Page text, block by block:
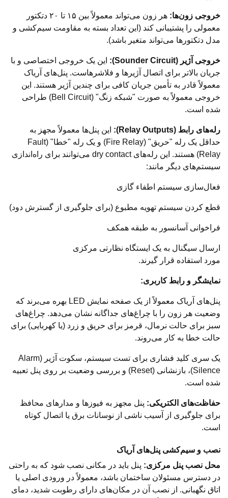
خروجی زون‌ها:
هر زون می‌تواند معمولاً بین ۱۵ تا ۲۰ دتکتور
معمولی را پشتیبانی کند (این تعداد بسته به مقاومت سیم‌کشی و
مدل دتکتورها می‌تواند متغیر باشد).
خروجی آژیر (Sounder Circuit):
این یک خروجی اختصاصی و با
جریان بالاتر برای اتصال آژیرها و فلاشرهاست. پنل‌های آریاک
معمولاً قادر به تأمین جریان کافی برای چندین آژیر هستند. این
خروجی معمولاً به صورت "شبکه زنگ" (Bell Circuit) طراحی
شده است.
رله‌های رابط (Relay Outputs):
این پنل‌ها معمولاً مجهز به
حداقل یک رله "حریق" (Fire Relay) و یک رله "خطا" (Fault
Relay) هستند. این رله‌های dry contact می‌توانند برای راه‌اندازی
سیستم‌های دیگر مانند:
فعال‌سازی سیستم اطفاء گازی
قطع کردن سیستم تهویه مطبوع (برای جلوگیری از گسترش دود)
فراخوانی آسانسور به طبقه همکف
ارسال سیگنال به یک ایستگاه نظارتی مرکزی
مورد استفاده قرار گیرند.
نمایشگر و رابط کاربری:
پنل‌های آریاک معمولاً از یک صفحه نمایش LED بهره می‌برند که
وضعیت هر زون را با چراغ‌های جداگانه نشان می‌دهد. چراغ‌های
سبز برای حالت نرمال، قرمز برای حریق و زرد (یا کهربایی) برای
حالت خطا به کار می‌روند.
یک سری کلید فشاری برای تست سیستم، سکوت آژیر (Alarm
Silence)، بازنشانی (Reset) و بررسی وضعیت بر روی پنل تعبیه
شده است.
حفاظت‌های الکتریکی: پنل مجهز به فیوزها و مدارهای محافظ
برای جلوگیری از آسیب ناشی از نوسانات برق یا اتصال کوتاه
است.
نصب و سیم‌کشی پنل‌های آریاک
محل نصب پنل مرکزی: پنل باید در مکانی نصب شود که به راحتی
در دسترس مسئولان ساختمان باشد، معمولاً در ورودی اصلی یا
اتاق نگهبانی. از نصب آن در مکان‌های دارای رطوبت شدید، دمای